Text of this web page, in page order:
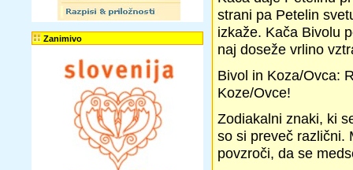
Zanimivo
strani pa Petelin
izkaže. Kača Bivolu
naj doseže vrlino
Bivol in Koza/Ovca:
Koze/Ovce!
Zodiakalni znaki, ki
so si preveč različni.
povzroči, da se